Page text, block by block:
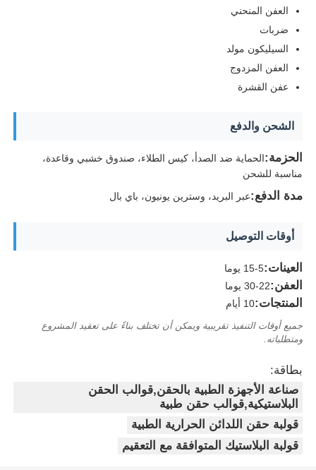
قوالب قطع غيار السيارات البلاستيكية
قالب حقن السيارات
صياغة الحقن الطبية
طلاء حقن متعدد التجاويف
صناعة الصقيع بالحقن في درجة حرارة عالية
فك القالب
طلاء الأجهزة المنزلية
قالب العتاد
العفن المنحني
ضربات
السيليكون مولد
العفن المزدوج
عفن القشرة
الشحن والدفع
الحزمة:الحماية ضد الصدأ، كيس الطلاء، صندوق خشبي وقاعدة،
مناسبة للشحن
مدة الدفع:عبر البريد، وسترين يونيون، باي بال
أوقات التوصيل
العينات:5-15 يوما
العفن:22-30 يوما
المنتجات:10 أيام
جميع أوقات التنفيذ تقريبية ويمكن أن تختلف بناءً على تعقيد المشروع
ومتطلباته.
بطاقة:
صناعة الأجهزة الطبية بالحقن,قوالب الحقن
البلاستيكية,قوالب حقن طبية
قولبة حقن اللدائن الحرارية الطبية
قولبة البلاستيك المتوافقة مع التعقيم